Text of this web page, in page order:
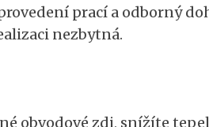
prací a odborný
nezbytná.
obvodové zdi, snížíte